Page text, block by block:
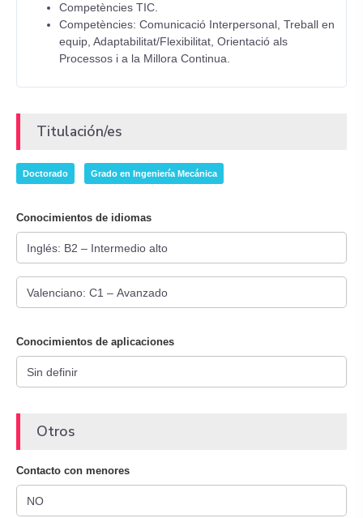
Competències TIC.
Competències: Comunicació Interpersonal, Treball en
equip, Adaptabilitat/Flexibilitat, Orientació als
Processos i a la Millora Continua.
Titulación/es
Doctorado Grado en Ingeniería Mecánica
Conocimientos de idiomas
Conocimientos de aplicaciones
Otros
Contacto con menores